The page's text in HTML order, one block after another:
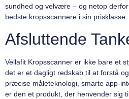
sundhed og velvære – og netop
bedste kropsscannere i sin prisklasse.
Afsluttende
Vellafit Kropsscanner er ikke bare et
det er et dagligt redskab til at forstå
præcise måleteknologi, smarte app-
er den et produkt, der henvender sig